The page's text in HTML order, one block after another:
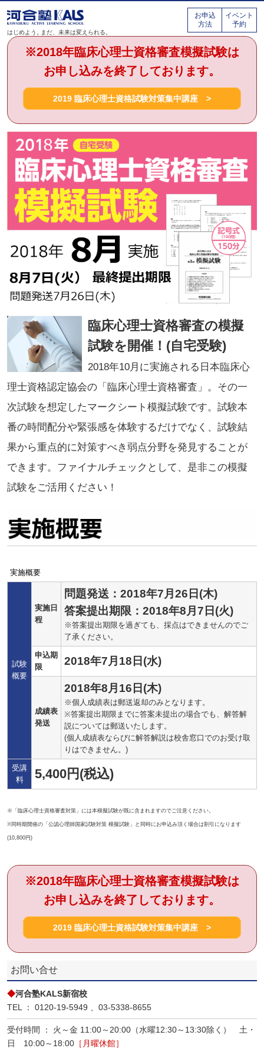
はじめよう。まだ、未来は変えられる。
お申込
方法
イベント
予約
※2018年臨床心理士資格審査模擬試験は
お申し込みを終了しております。
2019 臨床心理士資格試験対策集中講座 >
臨床心理士資格審査の模擬
試験を開催！(自宅受験)
2018年10月に実施される日本臨床心
理士資格認定協会の「臨床心理士資格審査」。その一
次試験を想定したマークシート模擬試験です。試験本
番の時間配分や緊張感を体験するだけでなく、試験結
果から重点的に対策すべき弱点分野を発見することが
できます。ファイナルチェックとして、是非この模擬
試験をご活用ください！
実施概要
試験
概要
実施日
程
問題発送：2018年7月26日(木)
答案提出期限：2018年8月7日(火)
※答案提出期限を過ぎても、採点はできませんのでご
了承ください。
申込期
限
2018年7月18日(水)
成績表
発送
2018年8月16日(木)
※個人成績表は郵送返却のみとなります。
※答案提出期限までに答案未提出の場合でも、解答解
説については郵送いたします。
(個人成績表ならびに解答解説は校舎窓口でのお受け取
りはできません。)
受講
料
5,400円(税込)
※「臨床心理士資格審査対策」には本模擬試験が既に含まれますのでご注意ください。
※同時期開催の「公認心理師国家試験対策 模擬試験」と同時にお申込み頂く場合は割引になります
(10,800円)
※2018年臨床心理士資格審査模擬試験は
お申し込みを終了しております。
2019 臨床心理士資格試験対策集中講座 >
お問い合せ
◆河合塾KALS新宿校
TEL ： 0120-19-5949 、03-5338-8655
受付時間 ： 火～金 11:00～20:00（水曜12:30～13:30除く） 土・
日 10:00～18:00 ［月曜休館］